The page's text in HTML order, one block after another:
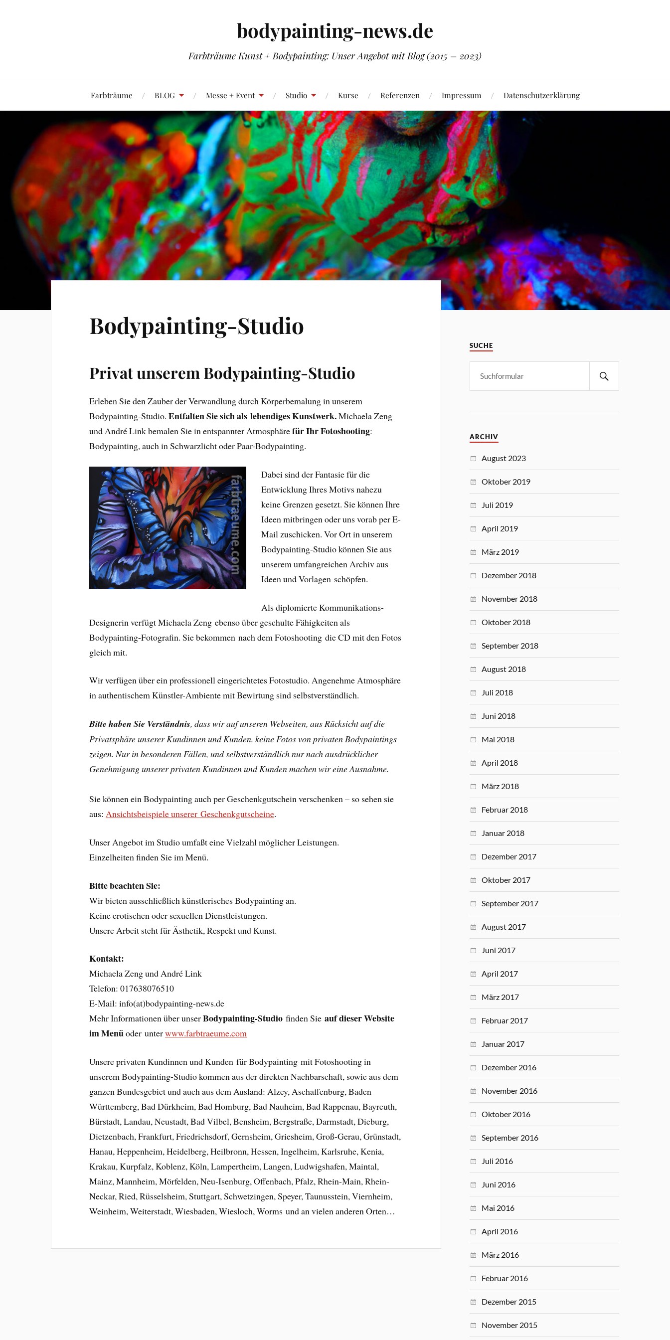
bodypainting-news.de
Farbträume Kunst + Bodypainting: Unser Angebot mit Blog (2015 – 2023)
Farbträume BLOG Messe + Event Studio Kurse Referenzen Impressum Datenschutzerklärung
Bodypainting-Studio
Privat unserem Bodypainting-Studio
Erleben Sie den Zauber der Verwandlung durch Körperbemalung in unserem
Bodypainting-Studio.Entfalten Sie sich als lebendiges Kunstwerk.Michaela Zeng
und André Link bemalen Sie in entspannter Atmosphärefür Ihr Fotoshooting:
Bodypainting, auch in Schwarzlicht oder Paar-Bodypainting.
Dabei sind der Fantasie für die
Entwicklung Ihres Motivs nahezu
keine Grenzen gesetzt. Sie können Ihre
Ideen mitbringen oder uns vorab per E-
Mail zuschicken. Vor Ort in unserem
Bodypainting-Studio können Sie aus
unserem umfangreichen Archiv aus
Ideen und Vorlagen schöpfen.
Als diplomierte Kommunikations-
Designerin verfügt Michaela Zeng ebenso über geschulte Fähigkeiten als
Bodypainting-Fotografin. Sie bekommen nach dem Fotoshooting die CD mit den Fotos
gleich mit.
Wir verfügen über ein professionell eingerichtetes Fotostudio. Angenehme Atmosphäre
in authentischem Künstler-Ambiente mit Bewirtung sind selbstverständlich.
Bitte haben Sie Verständnis, dass wir auf unseren Webseiten, aus Rücksicht auf die
Privatsphäre unserer Kundinnen und Kunden, keine Fotos von privaten Bodypaintings
zeigen. Nur in besonderen Fällen, und selbstverständlich nur nach ausdrücklicher
Genehmigung unserer privaten Kundinnen und Kunden machen wir eine Ausnahme.
Sie können ein Bodypainting auch per Geschenkgutschein verschenken – so sehen sie
aus:Ansichtsbeispiele unserer Geschenkgutscheine.
Unser Angebot im Studio umfaßt eine Vielzahl möglicher Leistungen.
Einzelheiten finden Sie im Menü.
Bitte beachten Sie:
Wir bieten ausschließlich künstlerisches Bodypainting an.
Keine erotischen oder sexuellen Dienstleistungen.
Unsere Arbeit steht für Ästhetik, Respekt und Kunst.
Kontakt:
Michaela Zeng und André Link
Telefon: 017638076510
E-Mail: info(at)bodypainting-news.de
Mehr Informationen über unserBodypainting-Studio finden Sieauf dieser Website
im Menüoder unterwww.farbtraeume.com
Unsere privaten Kundinnen und Kunden für Bodypainting mit Fotoshooting in
unserem Bodypainting-Studio kommen aus der direkten Nachbarschaft, sowie aus dem
ganzen Bundesgebiet und auch aus dem Ausland: Alzey, Aschaffenburg, Baden
Württemberg, Bad Dürkheim, Bad Homburg, Bad Nauheim, Bad Rappenau, Bayreuth,
Bürstadt, Landau, Neustadt, Bad Vilbel, Bensheim, Bergstraße, Darmstadt, Dieburg,
Dietzenbach, Frankfurt, Friedrichsdorf, Gernsheim, Griesheim, Groß-Gerau, Grünstadt,
Hanau, Heppenheim, Heidelberg, Heilbronn, Hessen, Ingelheim, Karlsruhe, Kenia,
Krakau, Kurpfalz, Koblenz, Köln, Lampertheim, Langen, Ludwigshafen, Maintal,
Mainz, Mannheim, Mörfelden, Neu-Isenburg, Offenbach, Pfalz, Rhein-Main, Rhein-
Neckar, Ried, Rüsselsheim, Stuttgart, Schwetzingen, Speyer, Taunusstein, Viernheim,
Weinheim, Weiterstadt, Wiesbaden, Wiesloch, Worms und an vielen anderen Orten…
SUCHE
ARCHIV
August 2023
Oktober 2019
Juli 2019
April 2019
März 2019
Dezember 2018
November 2018
Oktober 2018
September 2018
August 2018
Juli 2018
Juni 2018
Mai 2018
April 2018
März 2018
Februar 2018
Januar 2018
Dezember 2017
Oktober 2017
September 2017
August 2017
Juni 2017
April 2017
März 2017
Februar 2017
Januar 2017
Dezember 2016
November 2016
Oktober 2016
September 2016
Juli 2016
Juni 2016
Mai 2016
April 2016
März 2016
Februar 2016
Dezember 2015
November 2015